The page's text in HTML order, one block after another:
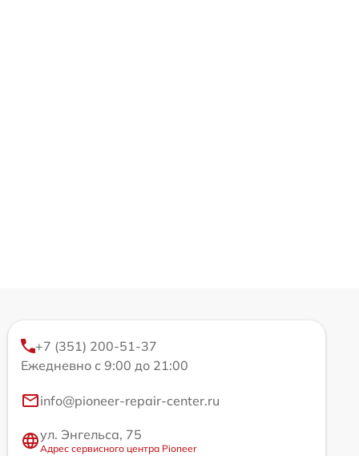
+7 (351) 200-51-37
Ежедневно с 9:00 до 21:00
info@pioneer-repair-center.ru
ул. Энгельса, 75
Адрес сервисного центра Pioneer